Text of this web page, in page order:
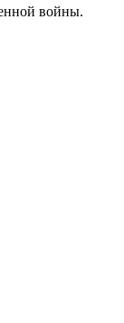
войны.